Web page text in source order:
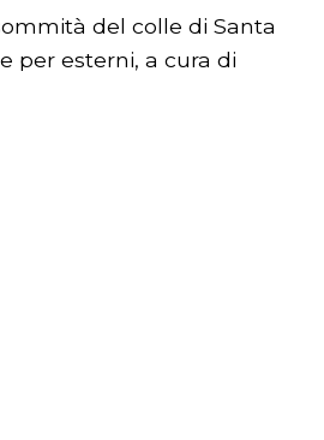
del colle di Santa
per esterni, a cura di